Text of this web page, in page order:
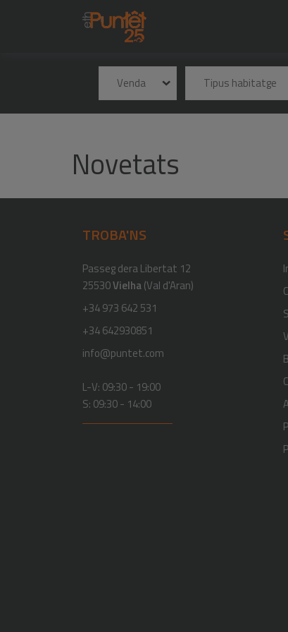
Venda Tipus habitatge
Novetats
TROBA'NS
Passeg dera Libertat 12
25530Vielha(Val d'Aran)
+34 973 642 531
+34 642930851
info@puntet.com
L-V: 09:30 - 19:00
S: 09:30 - 14:00